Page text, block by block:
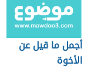
أجمل ما قيل عن
الأخوة